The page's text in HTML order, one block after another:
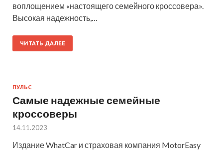
воплощением «настоящего семейного кроссовера».
Высокая надежность,…
ЧИТАТЬ ДАЛЕЕ
ПУЛЬС
Самые надежные семейные
кроссоверы
14.11.2023
Издание WhatCar и страховая компания MotorEasy